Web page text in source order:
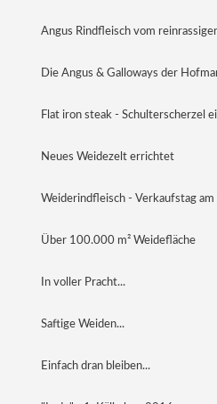
Angus Rindfleisch vom
Die Angus & Galloways der
Flat iron steak - Schulterscherzel
Neues Weidezelt errichtet
Weiderindfleisch - Verkaufstag
Über 100.000 m² Weidefläche
In voller Pracht...
Saftige Weiden...
Einfach dran bleiben...